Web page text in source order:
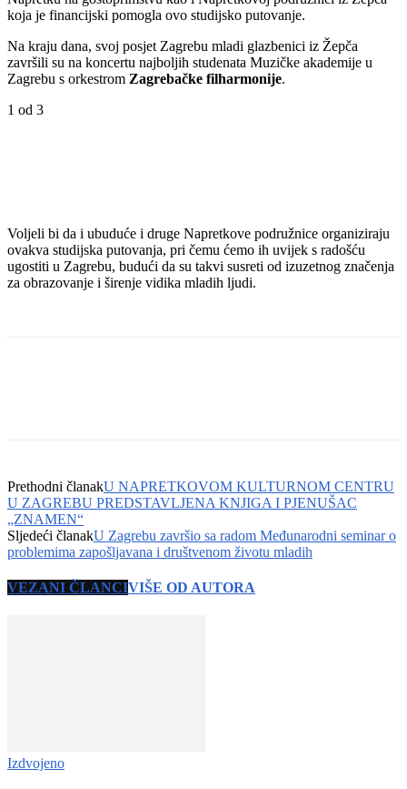
koja je financijski pomogla ovo studijsko putovanje.
Na kraju dana, svoj posjet Zagrebu mladi glazbenici iz Žepča
završili su na koncertu najboljih studenata Muzičke akademije u
Zagrebu s orkestrom Zagrebačke filharmonije.
1 od 3
Voljeli bi da i ubuduće i druge Napretkove podružnice organiziraju
ovakva studijska putovanja, pri čemu ćemo ih uvijek s radošću
ugostiti u Zagrebu, budući da su takvi susreti od izuzetnog značenja
za obrazovanje i širenje vidika mladih ljudi.
Prethodni članakU NAPRETKOVOM KULTURNOM CENTRU
U ZAGREBU PREDSTAVLJENA KNJIGA I PJENUŠAC
„ZNAMEN“
Sljedeći članakU Zagrebu završio sa radom Međunarodni seminar o
problemima zapošljavana i društvenom životu mladih
VEZANI ČLANCIVIŠE OD AUTORA
Izdvojeno